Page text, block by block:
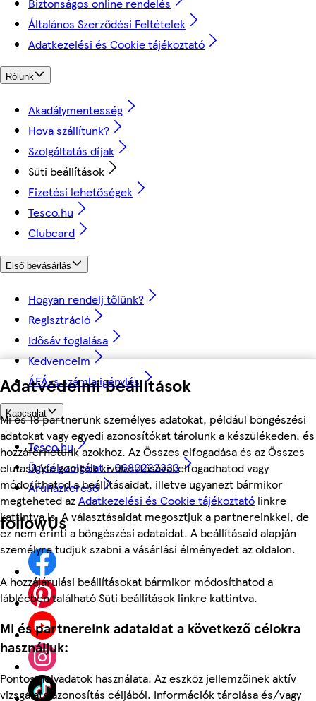
Adatvédelmi beállítások
Mi és 18 partnerünk személyes adatokat, például böngészési
adatokat vagy egyedi azonosítókat tárolunk a készülékeden, és
hozzáférhetünk azokhoz. Az Összes elfogadása és az Összes
elutasítása gombok kiválasztásával elfogadhatod vagy
módosíthatod a beállításaidat, illetve ugyanezt bármikor
megteheted azAdatkezelési és Cookie tájékoztató linkre
kattintva is. A választásaidat megosztjuk a partnereinkkel, de
ez nem érinti a böngészési adataidat. A beállításaid alapján
személyre tudjuk szabni a vásárlási élményedet az oldalon.
A hozzájárulási beállításokat bármikor módosíthatod a
láblécben található Süti beállítások linkre kattintva.
Mi és partnereink adataidat a következő célokra
használjuk:
Pontos helyadatok használata. Az eszköz jellemzőinek aktív
vizsgálata azonosítás céljából. Információk tárolása és/vagy
Általános Szerződési Feltételek
Adatkezelési és Cookie tájékoztató
Rólunk
Akadálymentesség
Hova szállítunk?
Szolgáltatás díjak
Süti beállítások
Fizetési lehetőségek
Tesco.hu
Clubcard
Első bevásárlás
Hogyan rendelj tőlünk?
Regisztráció
Idősáv foglalása
Kedvenceim
ÁFÁ-s számla igénylés
Kapcsolat
Tesco.hu
Ügyfélszolgálat - 0680222333
Áruházkereső
followUs